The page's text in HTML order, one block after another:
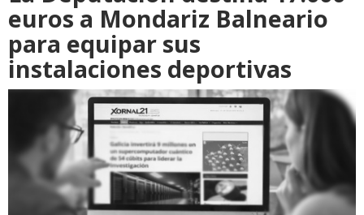
euros a Mondariz Balneario
para equipar sus
instalaciones deportivas